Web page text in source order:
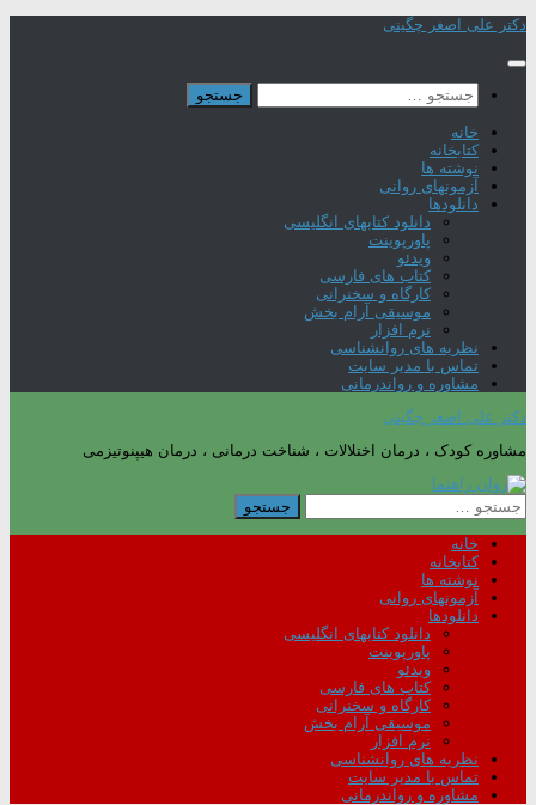
Skip
content
دکتر علی اصغر چگینی
جستجو
برای:
خانه
کتابخانه
نوشته ها
آزمونهای روانی
دانلودها
دانلود کتابهای انگلیسی
پاورپوینت
ویدئو
کتاب های فارسی
کارگاه و سخنرانی
موسیقی آرام بخش
نرم افزار
نظریه های روانشناسی
تماس با مدیر سایت
مشاوره و رواندرمانی
دکتر علی اصغر چگینی
مشاوره کودک ، درمان اختلالات ، شناخت درمانی ، درمان هیپنوتیزمی
جستجو
برای:
خانه
کتابخانه
نوشته ها
آزمونهای روانی
دانلودها
دانلود کتابهای انگلیسی
پاورپوینت
ویدئو
کتاب های فارسی
کارگاه و سخنرانی
موسیقی آرام بخش
نرم افزار
نظریه های روانشناسی
تماس با مدیر سایت
مشاوره و رواندرمانی